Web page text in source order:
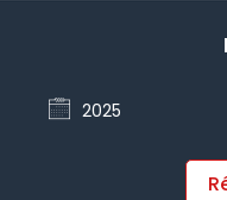
2025